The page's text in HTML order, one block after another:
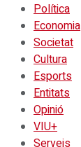
Política
Economia
Societat
Cultura
Esports
Entitats
Opinió
VIU+
Serveis